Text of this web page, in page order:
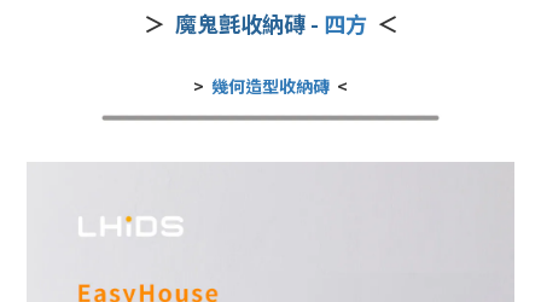
＞ 魔鬼氈收納磚 - 四方＜
> 幾何造型收納磚 <